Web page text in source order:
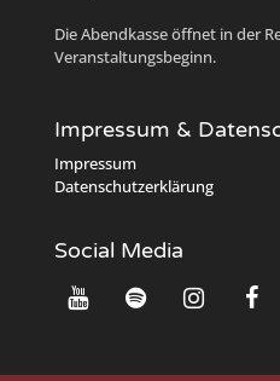
Die Abendkasse öffnet in der
Veranstaltungsbeginn.
Impressum &
Impressum
Datenschutzerklärung
Social Media